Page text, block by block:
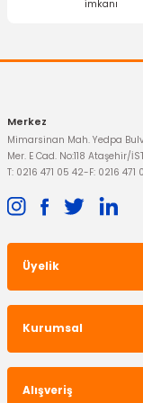
250,00 TL
OTOSAN
Yağ Pompası Ranger
4.750,00 TL
imkanı
Merkez
Mimarsinan Mah. Yedpa
Mer. E Cad. No:118 Ataşehir/
T: 0216 471 05 42-F: 0216 471
Üyelik
Kurumsal
Alışveriş